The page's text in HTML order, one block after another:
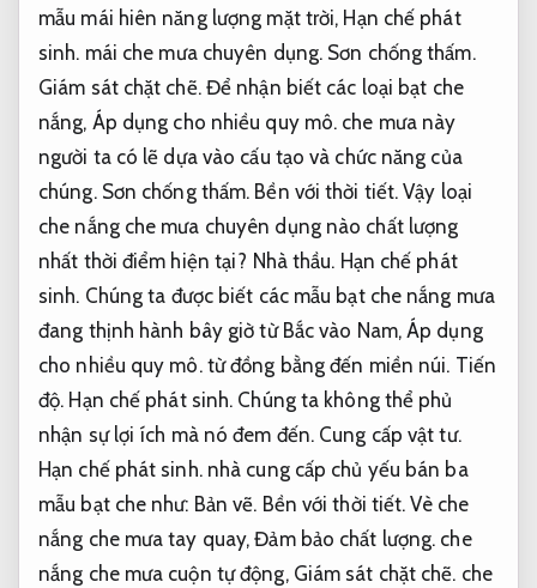
mẫu mái hiên năng lượng mặt trời, Hạn chế phát
sinh. mái che mưa chuyên dụng. Sơn chống thấm.
Giám sát chặt chẽ.Để nhận biết các loại bạt che
nắng, Áp dụng cho nhiều quy mô. che mưa này
người ta có lẽ dựa vào cấu tạo và chức năng của
chúng. Sơn chống thấm. Bền với thời tiết. Vậy loại
che nắng che mưa chuyên dụng nào chất lượng
nhất thời điểm hiện tại? Nhà thầu. Hạn chế phát
sinh. Chúng ta được biết các mẫu bạt che nắng mưa
đang thịnh hành bây giờ từ Bắc vào Nam, Áp dụng
cho nhiều quy mô.từ đồng bằng đến miền núi. Tiến
độ. Hạn chế phát sinh. Chúng ta không thể phủ
nhận sự lợi ích mà nó đem đến. Cung cấp vật tư.
Hạn chế phát sinh.nhà cung cấp chủ yếu bán ba
mẫu bạt che như: Bản vẽ. Bền với thời tiết. Vè che
nắng che mưa tay quay,Đảm bảo chất lượng. che
nắng che mưa cuộn tự động, Giám sát chặt chẽ. che